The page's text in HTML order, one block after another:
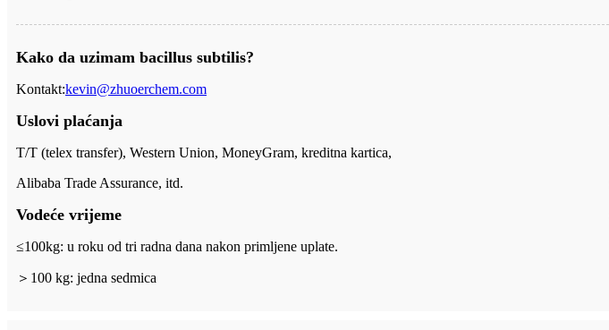
Kako da uzimam bacillus subtilis?
Kontakt:kevin@zhuoerchem.com
Uslovi plaćanja
T/T (telex transfer), Western Union, MoneyGram, kreditna kartica,
Alibaba Trade Assurance, itd.
Vodeće vrijeme
≤100kg: u roku od tri radna dana nakon primljene uplate.
＞ 100 kg: jedna sedmica